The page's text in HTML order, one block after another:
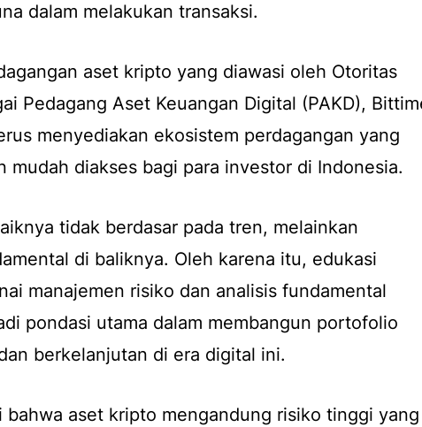
dalam melakukan transaksi.
aset kripto yang diawasi oleh Otoritas
Pedagang Aset Keuangan Digital (PAKD),
menyediakan ekosistem perdagangan yang
mudah diakses bagi para investor di Indonesia.
tidak berdasar pada tren, melainkan
di baliknya. Oleh karena itu, edukasi
manajemen risiko dan analisis fundamental
pondasi utama dalam membangun portofolio
berkelanjutan di era digital ini.
bahwa aset kripto mengandung risiko tinggi yang